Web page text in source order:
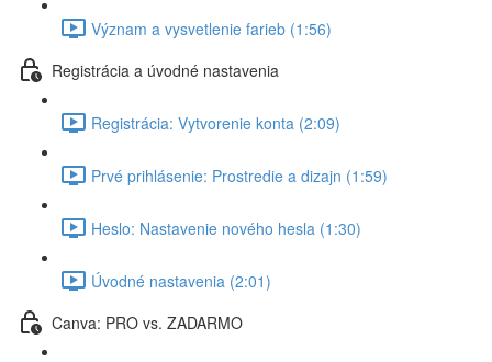
Význam a vysvetlenie farieb (1:56)
Registrácia a úvodné nastavenia
Registrácia: Vytvorenie konta (2:09)
Prvé prihlásenie: Prostredie a dizajn (1:59)
Heslo: Nastavenie nového hesla (1:30)
Úvodné nastavenia (2:01)
Canva: PRO vs. ZADARMO